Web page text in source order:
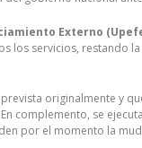
Externo
los servicios, restando
originalmente y
complemento, se
por el momento la